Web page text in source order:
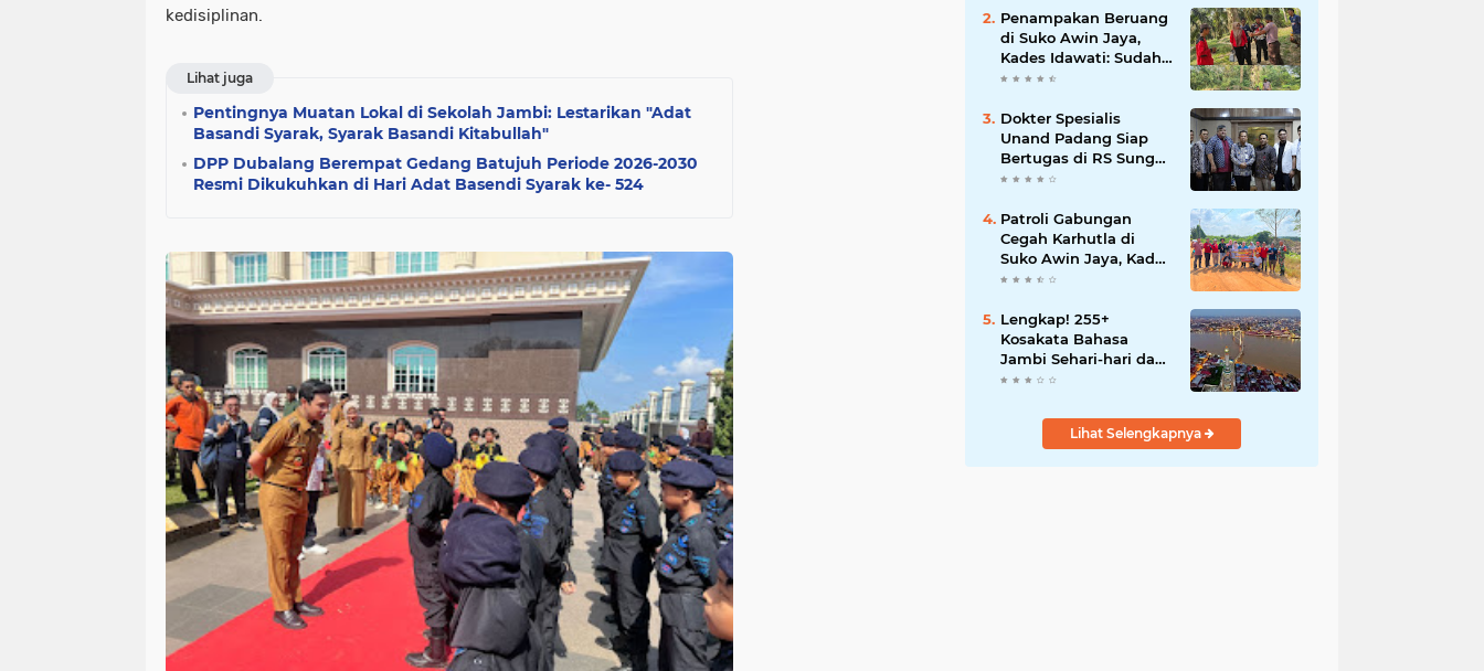
kedisiplinan.
Lihat juga
Pentingnya Muatan Lokal di Sekolah Jambi: Lestarikan "Adat
Basandi Syarak, Syarak Basandi Kitabullah"
DPP Dubalang Berempat Gedang Batujuh Periode 2026-2030
Resmi Dikukuhkan di Hari Adat Basendi Syarak ke- 524
Penampakan Beruang
di Suko Awin Jaya,
Kades Idawati: Sudah
Lapor BKSDA Jambi
Dokter Spesialis
Unand Padang Siap
Bertugas di RS Sungai
Bahar, Bupati BBS
Patroli Gabungan
Cegah Karhutla di
Suko Awin Jaya, Kades
Idawati Gandeng PT
Lengkap! 255+
Kosakata Bahasa
Jambi Sehari-hari dan
Artinya
Lihat Selengkapnya